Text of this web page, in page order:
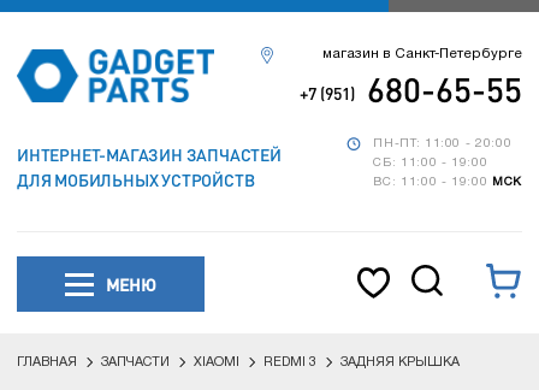
ИНТЕРНЕТ-МАГАЗИН ЗАПЧАСТЕЙ
ДЛЯ МОБИЛЬНЫХ УСТРОЙСТВ
ПН-ПТ: 11:00 - 20:00
СБ: 11:00 - 19:00
ВС: 11:00 - 19:00
МСК
магазин в Санкт-Петербурге
+7 (951) 680-65-55
МЕНЮ
ГЛАВНАЯ ЗАПЧАСТИ XIAOMI REDMI 3 ЗАДНЯЯ КРЫШКА